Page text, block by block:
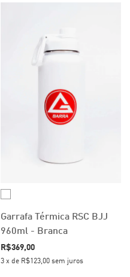
Garrafa Térmica RSC BJJ
960ml - Branca
R$369,00
3 x de R$123,00 sem juros